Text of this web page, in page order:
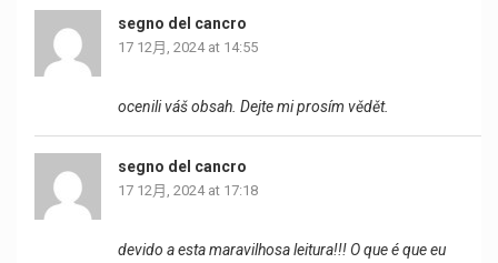
segno del cancro
17 12月, 2024 at 14:55
ocenili váš obsah. Dejte mi prosím vědět.
segno del cancro
17 12月, 2024 at 17:18
devido a esta maravilhosa leitura!!! O que é que eu